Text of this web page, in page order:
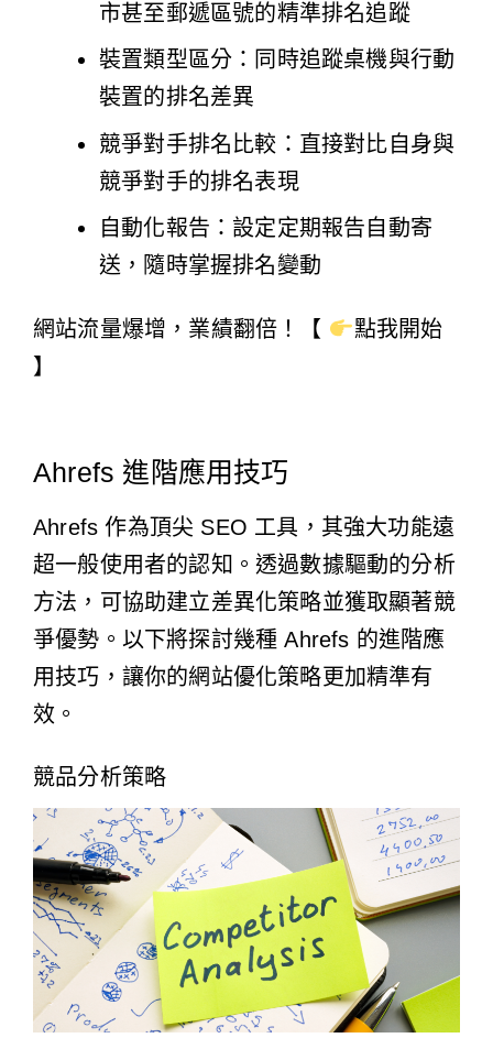
市甚至郵遞區號的精準排名追蹤
裝置類型區分：同時追蹤桌機與行動
裝置的排名差異
競爭對手排名比較：直接對比自身與
競爭對手的排名表現
自動化報告：設定定期報告自動寄
送，隨時掌握排名變動
網站流量爆增，業績翻倍！【
點我開始
】
Ahrefs 進階應用技巧
Ahrefs 作為頂尖 SEO 工具，其強大功能遠
超一般使用者的認知。透過數據驅動的分析
方法，可協助建立差異化策略並獲取顯著競
爭優勢。以下將探討幾種 Ahrefs 的進階應
用技巧，讓你的網站優化策略更加精準有
效。
競品分析策略